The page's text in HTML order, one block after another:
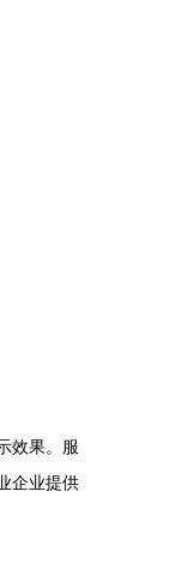
效果。服
企业提供